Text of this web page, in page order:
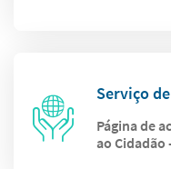
Serviço
Página de
ao Cidadão